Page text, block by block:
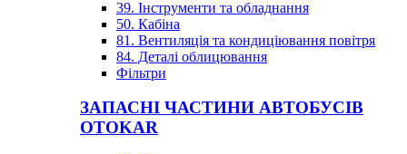
39. Інструменти та обладнання
50. Кабіна
81. Вентиляція та кондиціювання повітря
84. Деталі облицювання
Фільтри
ЗАПАСНІ ЧАСТИНИ АВТОБУСІВ
OTOKAR